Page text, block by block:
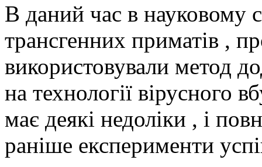
В даний час в науковому
трансгенних приматів ,
використовували метод
на технології вірусного
має деякі недоліки , і
раніше експерименти